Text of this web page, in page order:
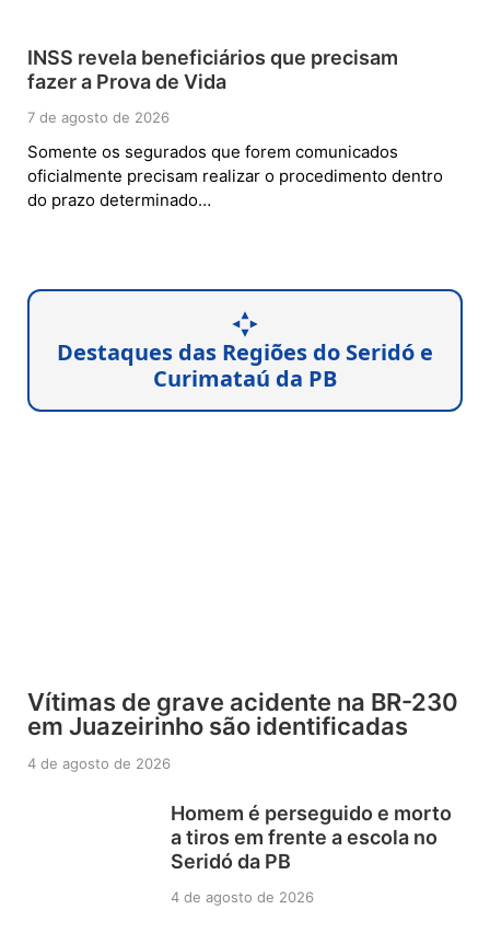
INSS revela beneficiários que precisam
fazer a Prova de Vida
7 de agosto de 2026
Somente os segurados que forem comunicados
oficialmente precisam realizar o procedimento dentro
do prazo determinado…
Destaques das Regiões do Seridó e
Curimataú da PB
Vítimas de grave acidente na BR-230
em Juazeirinho são identificadas
4 de agosto de 2026
Homem é perseguido e morto
a tiros em frente a escola no
Seridó da PB
4 de agosto de 2026